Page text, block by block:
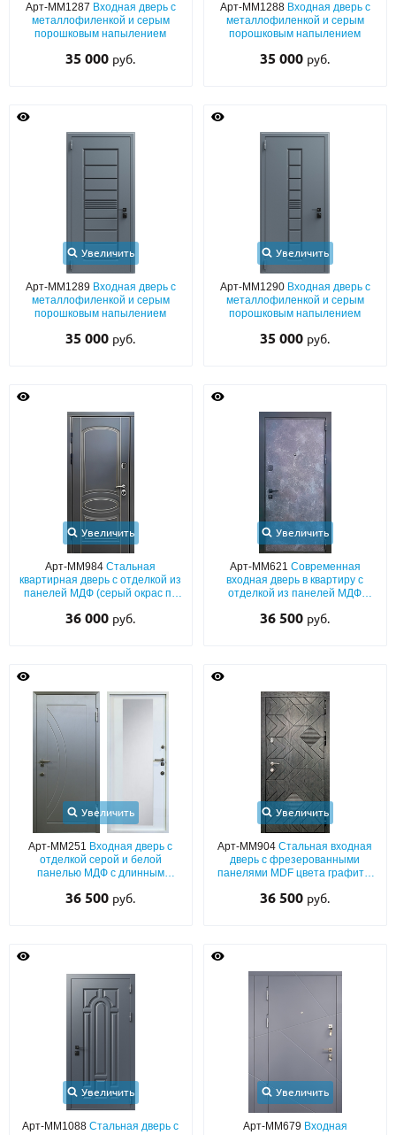
Арт-ММ1287 Входная дверь с
металлофиленкой и серым
порошковым напылением
35 000 руб.
Арт-ММ1288 Входная дверь с
металлофиленкой и серым
порошковым напылением
35 000 руб.
Увеличить
Арт-ММ1289 Входная дверь с
металлофиленкой и серым
порошковым напылением
35 000 руб.
Увеличить
Арт-ММ1290 Входная дверь с
металлофиленкой и серым
порошковым напылением
35 000 руб.
Увеличить
Арт-ММ984Стальная
квартирная дверь с отделкой из
панелей МДФ (серый окрас по
«классика»
36 000 руб.
Увеличить
Арт-ММ621 Современная
входная дверь в квартиру с
отделкой из панелей МДФ
36 500 руб.
Увеличить
Арт-ММ251 Входная дверь с
отделкой серой и белой
панелью МДФ с длинным
36 500 руб.
Увеличить
Арт-ММ904Стальная входная
дверь с фрезерованными
панелями MDF цвета графит с
звукоизоляцией)
36 500 руб.
Увеличить
Арт-ММ1088Стальная дверь с
Увеличить
Арт-ММ679 Входная